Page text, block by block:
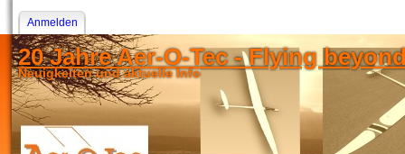
Anmelden
20 Jahre Aer-O-Tec - Flying
Neuigkeiten und aktuelle Info